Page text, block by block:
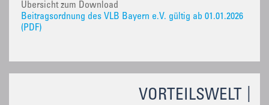
VORTEILSWELT
Übersicht zum Download
Beitragsordnung des VLB Bayern e.V. gültig ab 01.01.2026
(PDF)